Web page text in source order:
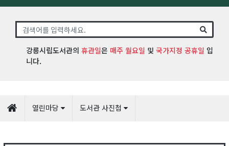
강릉시립도서관의 휴관일은 매주 월요일 및 국가지정 공휴일 입
니다.
열린마당 도서관 사진첩